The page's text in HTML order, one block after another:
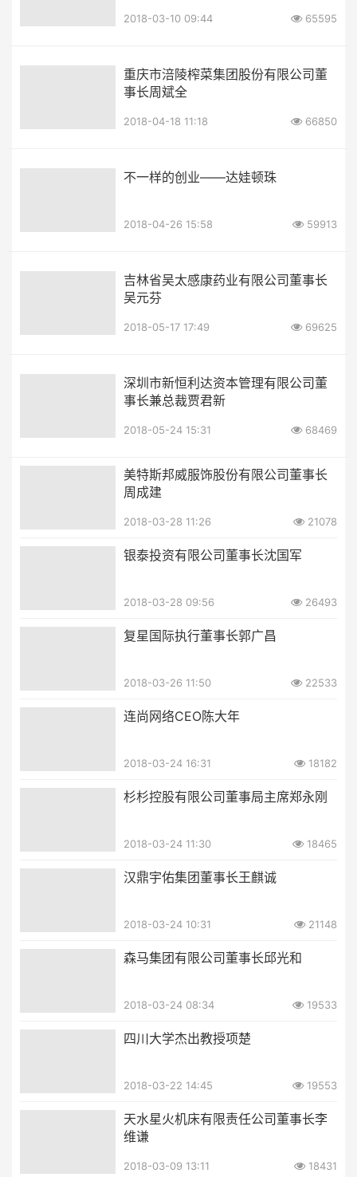
2018-03-10 09:44 65595
重庆市涪陵榨菜集团股份有限公司董
事长周斌全
2018-04-18 11:18 66850
不一样的创业——达娃顿珠
2018-04-26 15:58 59913
吉林省吴太感康药业有限公司董事长
吴元芬
2018-05-17 17:49 69625
深圳市新恒利达资本管理有限公司董
事长兼总裁贾君新
2018-05-24 15:31 68469
美特斯邦威服饰股份有限公司董事长
周成建
2018-03-28 11:26 21078
银泰投资有限公司董事长沈国军
2018-03-28 09:56 26493
复星国际执行董事长郭广昌
2018-03-26 11:50 22533
连尚网络CEO陈大年
2018-03-24 16:31 18182
杉杉控股有限公司董事局主席郑永刚
2018-03-24 11:30 18465
汉鼎宇佑集团董事长王麒诚
2018-03-24 10:31 21148
森马集团有限公司董事长邱光和
2018-03-24 08:34 19533
四川大学杰出教授项楚
2018-03-22 14:45 19553
天水星火机床有限责任公司董事长李
维谦
2018-03-09 13:11 18431